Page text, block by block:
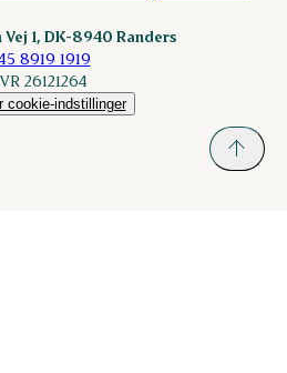
1, DK-8940 Randers
8919 1919
26121264
cookie-indstillinger